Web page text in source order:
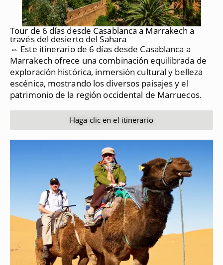
Tour de 6 días desde Casablanca a Marrakech a
través del desierto del Sahara
⇔ Este itinerario de 6 días desde Casablanca a
Marrakech ofrece una combinación equilibrada de
exploración histórica, inmersión cultural y belleza
escénica, mostrando los diversos paisajes y el
patrimonio de la región occidental de Marruecos.
Haga clic en el itinerario